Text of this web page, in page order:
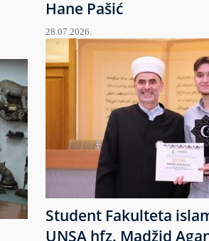
Hane Pašić
28.07.2026.
Student Fakulteta
UNSA hfz. Madžid